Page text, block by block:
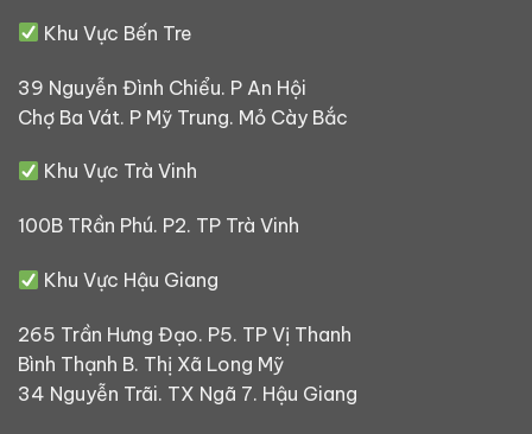
Khu Vực Bến Tre
39 Nguyễn Đình Chiểu. P An Hội
Chợ Ba Vát. P Mỹ Trung. Mỏ Cày Bắc
Khu Vực Trà Vinh
100B TRần Phú. P2. TP Trà Vinh
Khu Vực Hậu Giang
265 Trần Hưng Đạo. P5. TP Vị Thanh
Bình Thạnh B. Thị Xã Long Mỹ
34 Nguyễn Trãi. TX Ngã 7. Hậu Giang